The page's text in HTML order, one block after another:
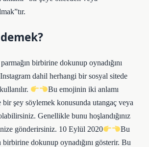
birbirine dokunup oynadığını
dahil herhangi bir sosyal sitede
Bu emojinin iki anlamı
bir şey söylemek konusunda utangaç veya
Genellikle bunu hoşlandığınız
gönderirsiniz. 10 Eylül 2020
Bu
dokunup oynadığını gösterir. Bu